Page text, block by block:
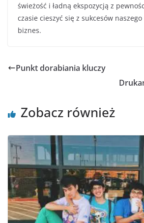
świeżość i ładną ekspozycją z
czasie cieszyć się z sukcesów naszego
biznes.
Punkt dorabiania kluczy
Zobacz również